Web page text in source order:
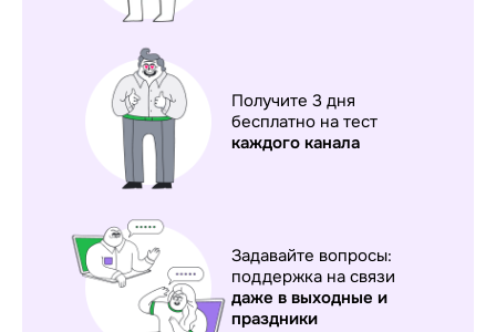
Получите 3 дня
бесплатно на тест
каждого канала
Задавайте вопросы:
поддержка на связи
даже в выходные и
праздники